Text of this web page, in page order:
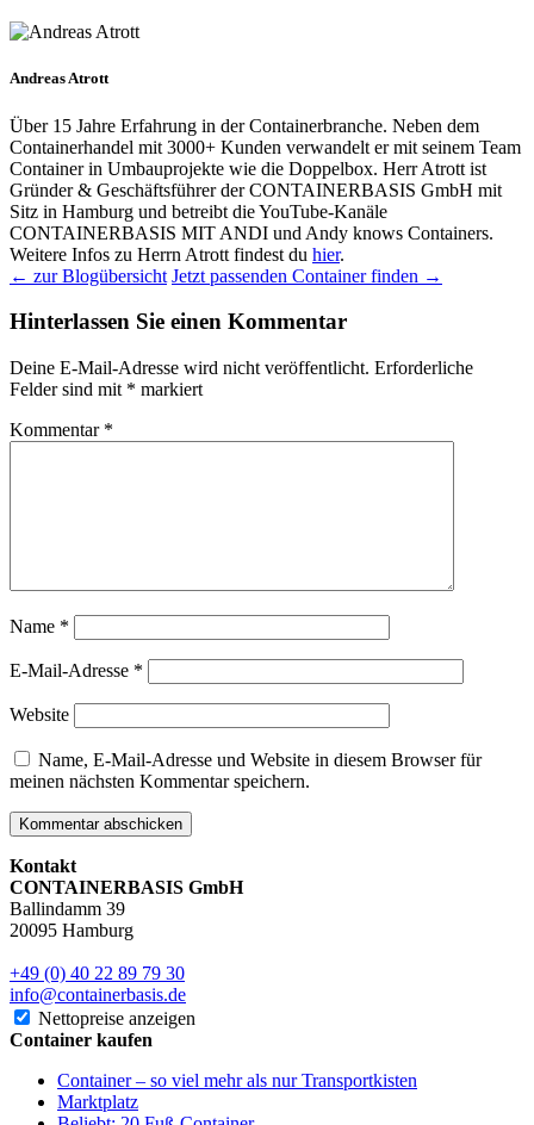
Andreas Atrott
Über 15 Jahre Erfahrung in der Containerbranche. Neben dem
Containerhandel mit 3000+ Kunden verwandelt er mit seinem Team
Container in Umbauprojekte wie die Doppelbox. Herr Atrott ist
Gründer & Geschäftsführer der CONTAINERBASIS GmbH mit
Sitz in Hamburg und betreibt die YouTube-Kanäle
CONTAINERBASIS MIT ANDI und Andy knows Containers.
Weitere Infos zu Herrn Atrott findest du hier.
← zur Blogübersicht Jetzt passenden Container finden →
Hinterlassen Sie einen Kommentar
Deine E-Mail-Adresse wird nicht veröffentlicht. Erforderliche
Felder sind mit * markiert
Kommentar *
Name *
E-Mail-Adresse *
Website
Name, E-Mail-Adresse und Website in diesem Browser für
meinen nächsten Kommentar speichern.
Kontakt
CONTAINERBASIS GmbH
Ballindamm 39
20095 Hamburg
+49 (0) 40 22 89 79 30
info@containerbasis.de
Nettopreise anzeigen
Container kaufen
Container – so viel mehr als nur Transportkisten
Marktplatz